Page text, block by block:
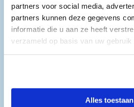
partners voor social media,
partners kunnen deze gegevens
informatie die u aan ze heeft
verzameld op basis van uw
Alles toestaan
Impressie